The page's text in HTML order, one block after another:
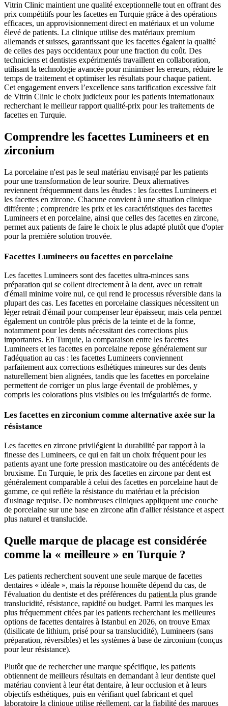
Vitrin Clinic maintient une qualité exceptionnelle tout en offrant des
prix compétitifs pour les facettes en Turquie grâce à des opérations
efficaces, un approvisionnement direct en matériaux et un volume
élevé de patients. La clinique utilise des matériaux premium
allemands et suisses, garantissant que les facettes égalent la qualité
de celles des pays occidentaux pour une fraction du coût. Des
techniciens et dentistes expérimentés travaillent en collaboration,
utilisant la technologie avancée pour minimiser les erreurs, réduire le
temps de traitement et optimiser les résultats pour chaque patient.
Cet engagement envers l’excellence sans tarification excessive fait
de Vitrin Clinic le choix judicieux pour les patients internationaux
recherchant le meilleur rapport qualité-prix pour les traitements de
facettes en Turquie.
Comprendre les facettes Lumineers et en
zirconium
La porcelaine n'est pas le seul matériau envisagé par les patients
pour une transformation de leur sourire. Deux alternatives
reviennent fréquemment dans les études : les facettes Lumineers et
les facettes en zircone. Chacune convient à une situation clinique
différente ; comprendre les prix et les caractéristiques des facettes
Lumineers et en porcelaine, ainsi que celles des facettes en zircone,
permet aux patients de faire le choix le plus adapté plutôt que d'opter
pour la première solution trouvée.
Facettes Lumineers ou facettes en porcelaine
Les facettes Lumineers sont des facettes ultra-minces sans
préparation qui se collent directement à la dent, avec un retrait
d'émail minime voire nul, ce qui rend le processus réversible dans la
plupart des cas. Les facettes en porcelaine classiques nécessitent un
léger retrait d'émail pour compenser leur épaisseur, mais cela permet
également un contrôle plus précis de la teinte et de la forme,
notamment pour les dents nécessitant des corrections plus
importantes. En Turquie, la comparaison entre les facettes
Lumineers et les facettes en porcelaine repose généralement sur
l'adéquation au cas : les facettes Lumineers conviennent
parfaitement aux corrections esthétiques mineures sur des dents
naturellement bien alignées, tandis que les facettes en porcelaine
permettent de corriger un plus large éventail de problèmes, y
compris les colorations plus visibles ou les irrégularités de forme.
Les facettes en zirconium comme alternative axée sur la
résistance
Les facettes en zircone privilégient la durabilité par rapport à la
finesse des Lumineers, ce qui en fait un choix fréquent pour les
patients ayant une forte pression masticatoire ou des antécédents de
bruxisme. En Turquie, le prix des facettes en zircone par dent est
généralement comparable à celui des facettes en porcelaine haut de
gamme, ce qui reflète la résistance du matériau et la précision
d'usinage requise. De nombreuses cliniques appliquent une couche
de porcelaine sur une base en zircone afin d'allier résistance et aspect
plus naturel et translucide.
Quelle marque de placage est considérée
comme la « meilleure » en Turquie ?
Les patients recherchent souvent une seule marque de facettes
dentaires « idéale », mais la réponse honnête dépend du cas, de
l'évaluation du dentiste et des préférences du patient.la plus grande
translucidité, résistance, rapidité ou budget. Parmi les marques les
plus fréquemment citées par les patients recherchant les meilleures
options de facettes dentaires à Istanbul en 2026, on trouve Emax
(disilicate de lithium, prisé pour sa translucidité), Lumineers (sans
préparation, réversibles) et les systèmes à base de zirconium (conçus
pour leur résistance).
Plutôt que de rechercher une marque spécifique, les patients
obtiennent de meilleurs résultats en demandant à leur dentiste quel
matériau convient à leur état dentaire, à leur occlusion et à leurs
objectifs esthétiques, puis en vérifiant quel fabricant et quel
laboratoire la clinique utilise réellement, car la fiabilité des marques